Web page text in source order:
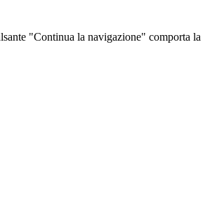
"Continua la navigazione" comporta la